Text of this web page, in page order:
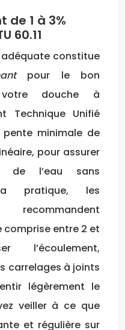
de 1 à 3%
60.11
adéquate constitue
pour le bon
douche à
Technique Unifié
pente minimale de
pour assurer
de l’eau sans
pratique, les
comprise entre 2 et
l’écoulement,
carrelages à joints
légèrement le
veiller à ce que
et régulière sur